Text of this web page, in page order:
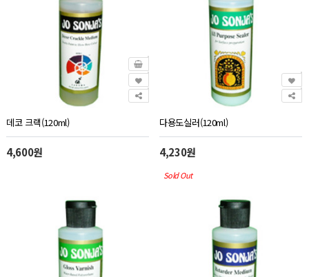
데코 크랙(120ml)
4,600원
다용도실러(120ml)
4,230원
Sold Out